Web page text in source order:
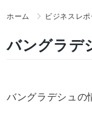
ホーム ビジネスレポ
バングラ
バングラデシュの